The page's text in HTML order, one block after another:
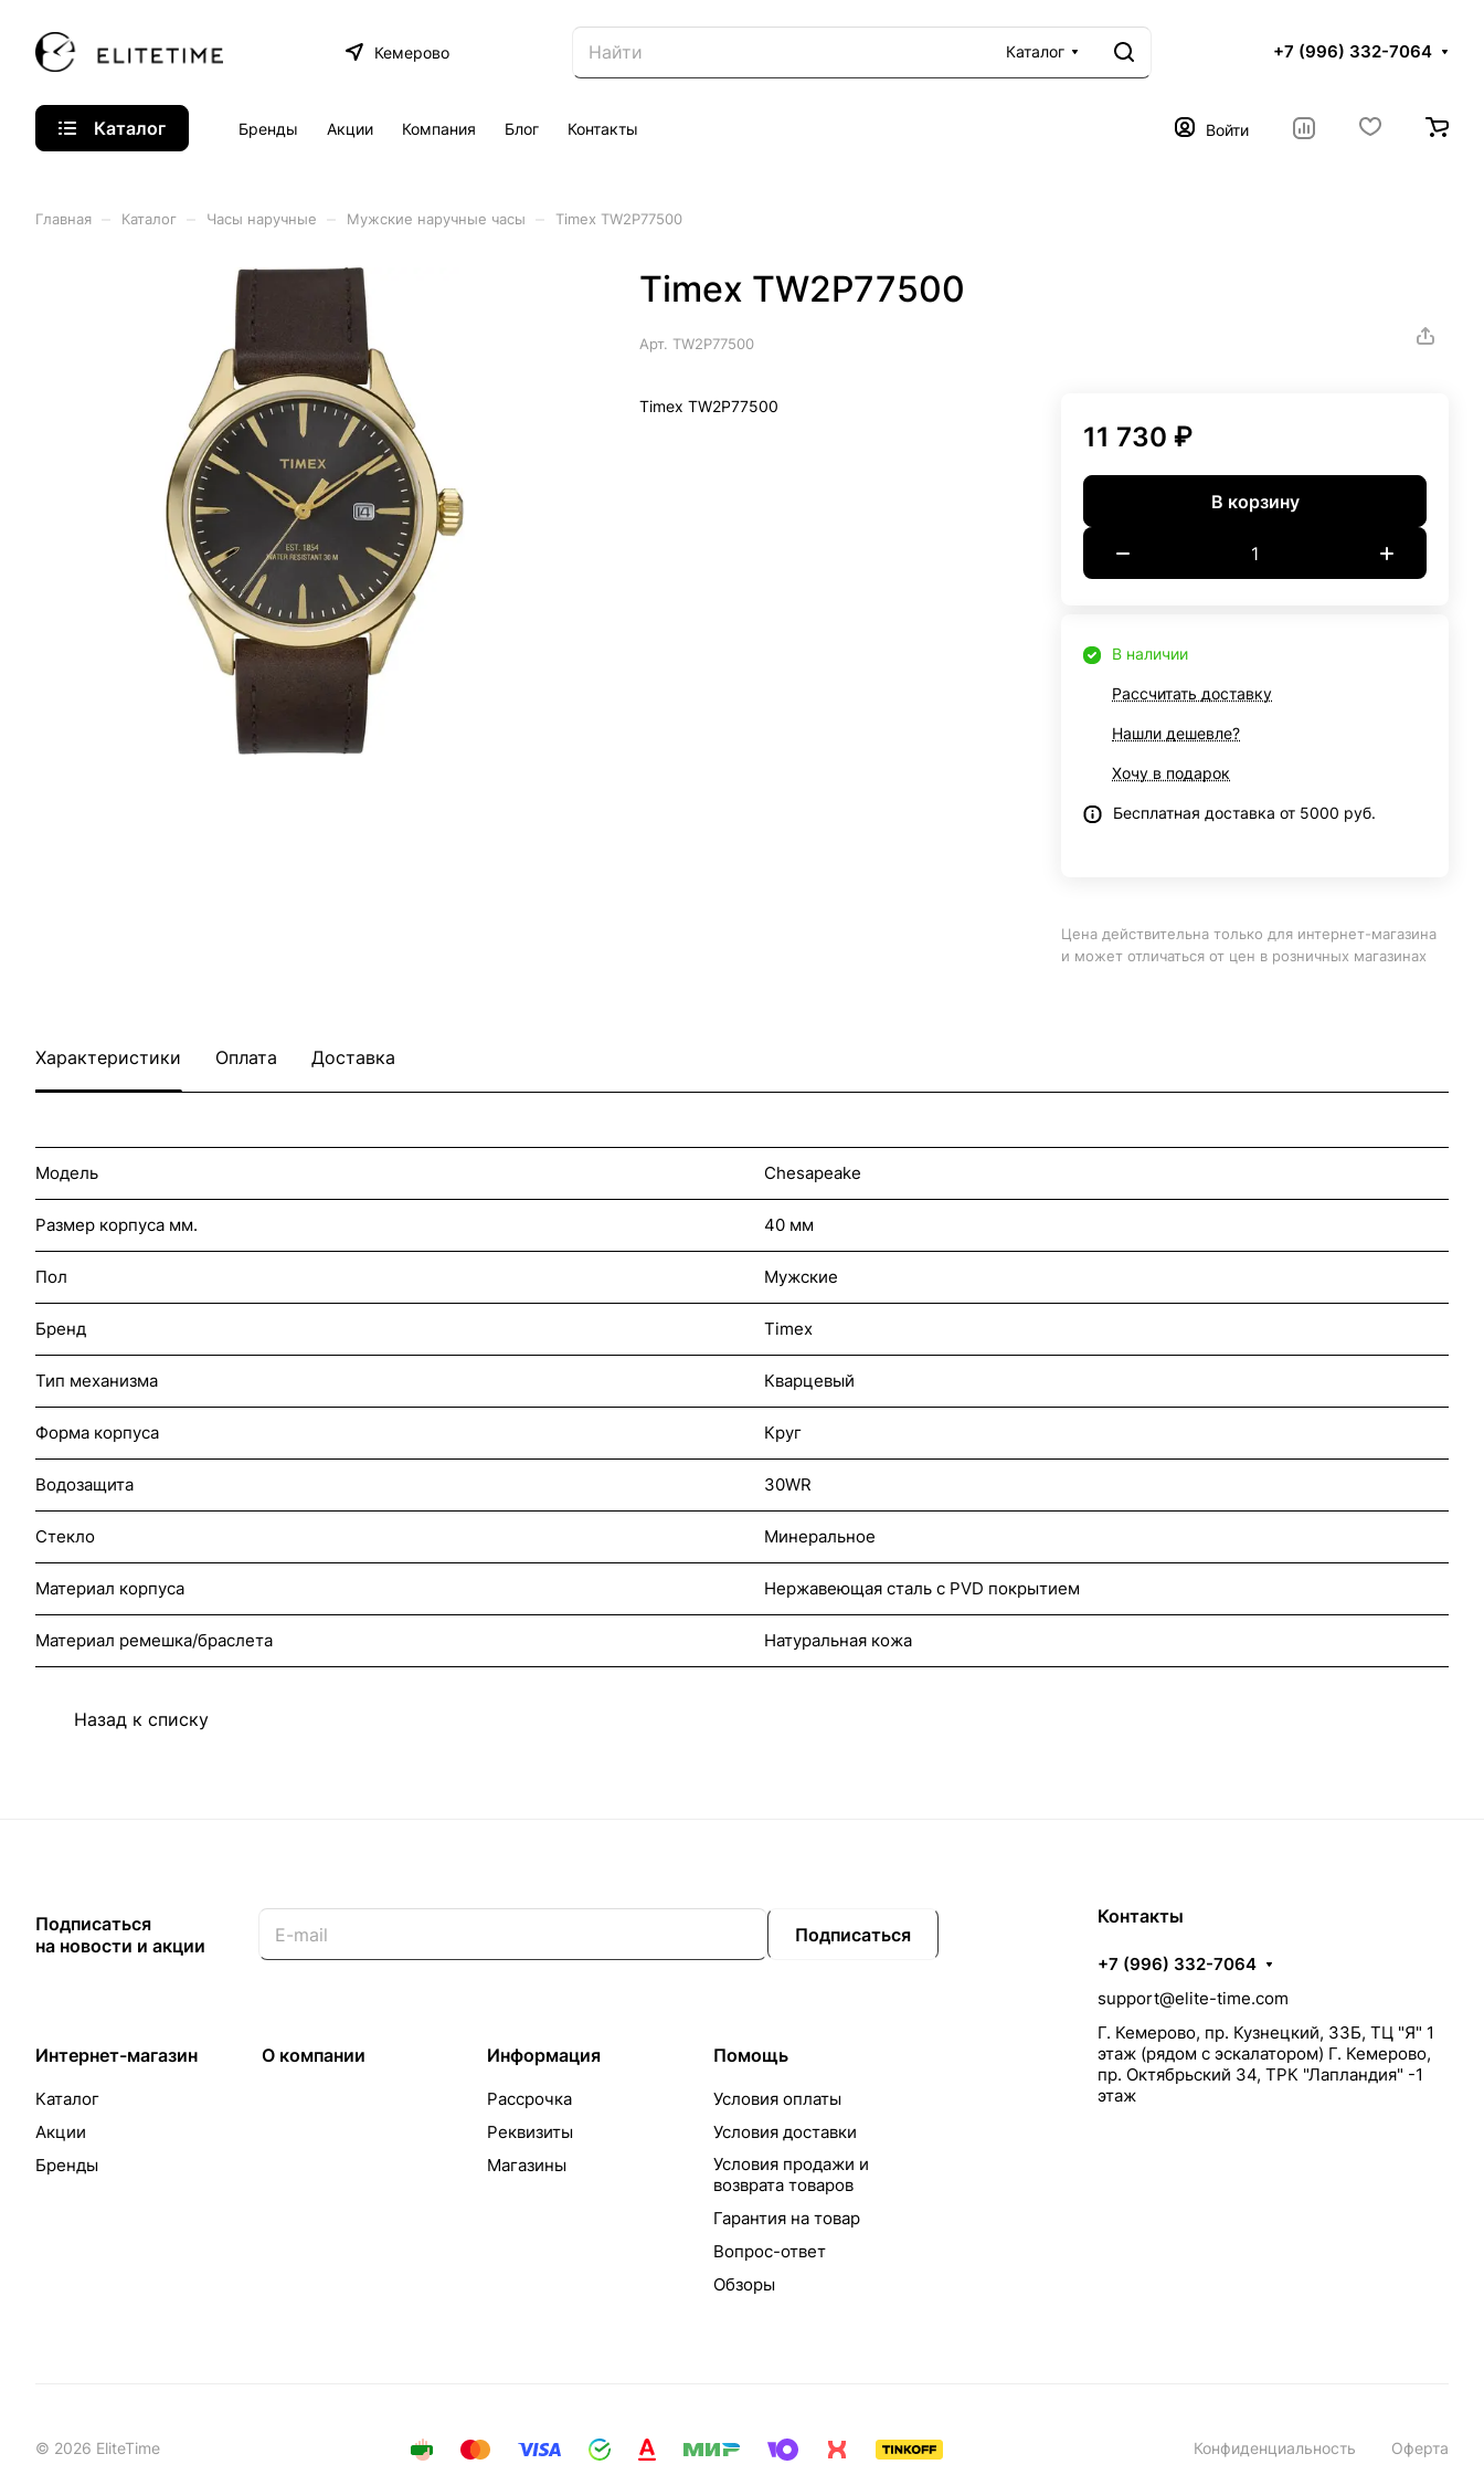
Кемерово Каталог +7 (996) 332-7064
Каталог Бренды Акции Компания Блог Контакты Войти
Главная Каталог Часы наручные Мужские наручные часы Timex TW2P77500
Timex TW2P77500
Арт. TW2P77500
Timex TW2P77500
11 730 ₽
В корзину
В наличии
Рассчитать доставку
Нашли дешевле?
Хочу в подарок
Бесплатная доставка от 5000 руб.
Цена действительна только для интернет-магазина
и может отличаться от цен в розничных магазинах
Характеристики Оплата Доставка
Модель Chesapeake
Размер корпуса мм. 40 мм
Пол Мужские
Бренд Timex
Тип механизма Кварцевый
Форма корпуса Круг
Водозащита 30WR
Стекло Минеральное
Материал корпуса Нержавеющая сталь с PVD покрытием
Материал ремешка/браслета Натуральная кожа
Назад к списку
Подписаться
на новости и акции
Подписаться
Интернет-магазин
Каталог
Акции
Бренды
О компании Информация
Рассрочка
Реквизиты
Магазины
Помощь
Условия оплаты
Условия доставки
Условия продажи и
возврата товаров
Гарантия на товар
Вопрос-ответ
Обзоры
Контакты
+7 (996) 332-7064
support@elite-time.com
Г. Кемерово, пр. Кузнецкий, 33Б, ТЦ "Я" 1
этаж (рядом с эскалатором) Г. Кемерово,
пр. Октябрьский 34, ТРК "Лапландия" -1
этаж
© 2026 EliteTime Конфиденциальность Оферта